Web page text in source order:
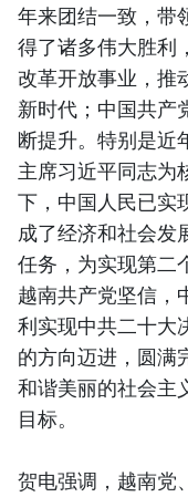
年来团结一致，带
得了诸多伟大胜利
改革开放事业，推
新时代；中国共产
断提升。特别是近
主席习近平同志为
下，中国人民已实
成了经济和社会发
任务，为实现第二
越南共产党坚信，
利实现中共二十大
的方向迈进，圆满
和谐美丽的社会主
目标。
贺电强调，越南党